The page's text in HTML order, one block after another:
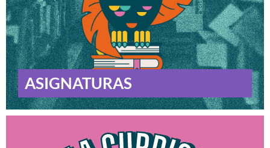
ASIGNATURAS